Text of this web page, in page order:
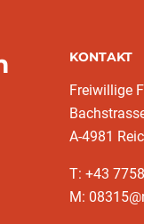
KONTAKT
Freiwillige
A-4981
T: +43
M: